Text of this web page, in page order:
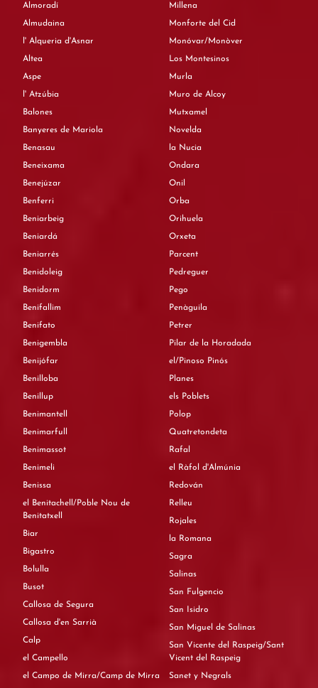
Almoradí
Almudaina
l' Alqueria d'Asnar
Altea
Aspe
l' Atzúbia
Balones
Banyeres de Mariola
Benasau
Beneixama
Benejúzar
Benferri
Beniarbeig
Beniardá
Beniarrés
Benidoleig
Benidorm
Benifallim
Benifato
Benigembla
Benijófar
Benilloba
Benillup
Benimantell
Benimarfull
Benimassot
Benimeli
Benissa
el Benitachell/Poble Nou de
Benitatxell
Biar
Bigastro
Bolulla
Busot
Callosa de Segura
Callosa d'en Sarrià
Calp
el Campello
el Campo de Mirra/Camp de Mirra
Millena
Monforte del Cid
Monóvar/Monòver
Los Montesinos
Murla
Muro de Alcoy
Mutxamel
Novelda
la Nucia
Ondara
Onil
Orba
Orihuela
Orxeta
Parcent
Pedreguer
Pego
Penàguila
Petrer
Pilar de la Horadada
el/Pinoso Pinós
Planes
els Poblets
Polop
Quatretondeta
Rafal
el Ràfol d'Almúnia
Redován
Relleu
Rojales
la Romana
Sagra
Salinas
San Fulgencio
San Isidro
San Miguel de Salinas
San Vicente del Raspeig/Sant
Vicent del Raspeig
Sanet y Negrals